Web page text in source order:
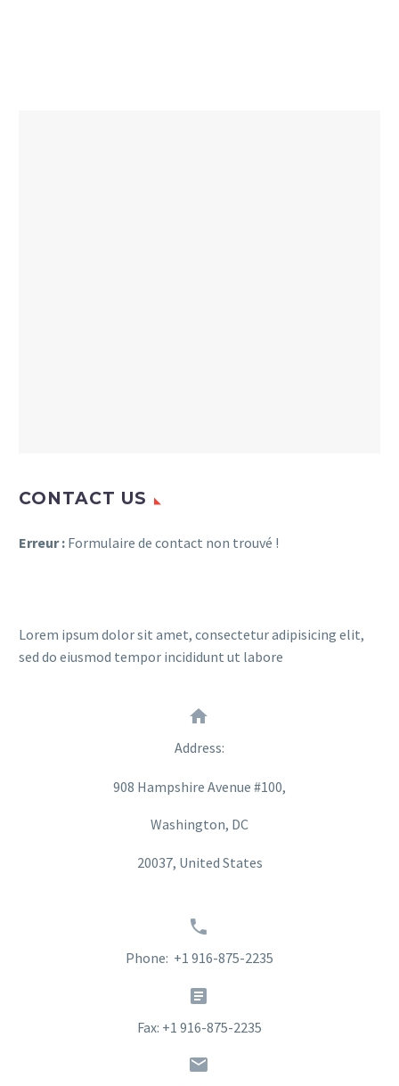
CONTACT US
Erreur : Formulaire de contact non trouvé !
Lorem ipsum dolor sit amet, consectetur adipisicing elit,
sed do eiusmod tempor incididunt ut labore


Address:
908 Hampshire Avenue #100,
Washington, DC
20037, United States


Phone: +1 916-875-2235


Fax: +1 916-875-2235

